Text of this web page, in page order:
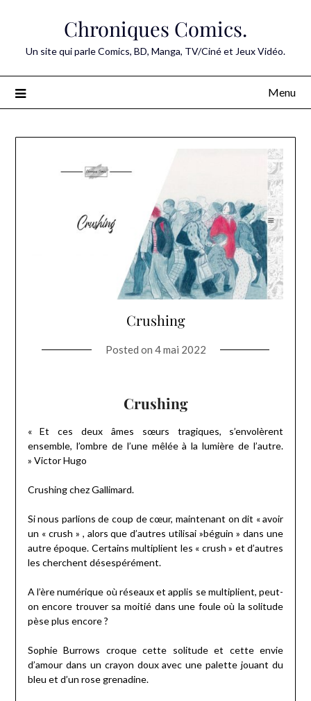
Chroniques Comics.
Un site qui parle Comics, BD, Manga, TV/Ciné et Jeux Vidéo.
Menu
Crushing
Posted on 4 mai 2022
Crushing
« Et ces deux âmes sœurs tragiques, s’envolèrent
ensemble, l’ombre de l’une mêlée à la lumière de l’autre.
» Victor Hugo
Crushing chez Gallimard.
Si nous parlions de coup de cœur, maintenant on dit « avoir
un « crush » , alors que d’autres utilisai »béguin » dans une
autre époque. Certains multiplient les « crush » et d’autres
les cherchent désespérément.
A l’ère numérique où réseaux et applis se multiplient, peut-
on encore trouver sa moitié dans une foule où la solitude
pèse plus encore ?
Sophie Burrows croque cette solitude et cette envie
d’amour dans un crayon doux avec une palette jouant du
bleu et d’un rose grenadine.